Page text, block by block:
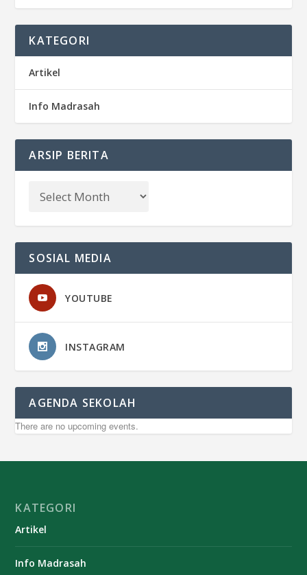
KATEGORI
Artikel
Info Madrasah
ARSIP BERITA
SOSIAL MEDIA
YOUTUBE
INSTAGRAM
AGENDA SEKOLAH
There are no upcoming events.
KATEGORI
Artikel
Info Madrasah